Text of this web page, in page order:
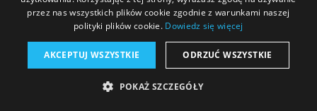
2026 SGT Operator telewizji JAMBOX
przez nas wszystkich plików cookie zgodnie z warunkami naszej
polityki plików cookie. Dowiedz się więcej
AKCEPTUJ WSZYSTKIE ODRZUĆ WSZYSTKIE
POKAŻ SZCZEGÓŁY